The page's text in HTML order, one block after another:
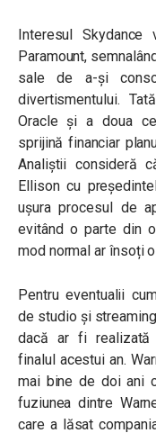
Interesul
Paramount,
sale de a-și
divertismentului.
Oracle și a doua
sprijină financiar
Analiștii consideră
Ellison cu
ușura procesul de
evitând o parte din
mod normal ar însoți
Pentru eventualii
de studio și
dacă ar fi realizată
finalul acestui an.
mai bine de doi ani
fuziunea dintre
care a lăsat